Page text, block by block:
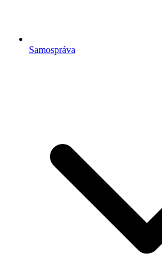
Samospráva